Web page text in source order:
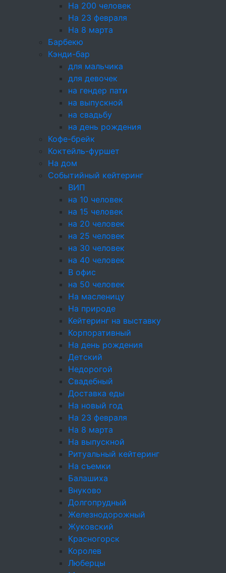
На 200 человек
На 23 февраля
На 8 марта
Барбекю
Кэнди-бар
для мальчика
для девочек
на гендер пати
на выпускной
на свадьбу
на день рождения
Кофе-брейк
Коктейль-фуршет
На дом
Событийный кейтеринг
ВИП
на 10 человек
на 15 человек
на 20 человек
на 25 человек
на 30 человек
на 40 человек
В офис
на 50 человек
На масленицу
На природе
Кейтеринг на выставку
Корпоративный
На день рождения
Детский
Недорогой
Свадебный
Доставка еды
На новый год
На 23 февраля
На 8 марта
На выпускной
Ритуальный кейтеринг
На съемки
Балашиха
Внуково
Долгопрудный
Железнодорожный
Жуковский
Красногорск
Королев
Люберцы
3.1. В целях настоящей Политики используются
следующие основные понятия:
Персональные данные — любая
информация, относящаяся прямо или
косвенно к определённому или
определяемому физическому лицу
(субъекту персональных данных);
Оператор — лицо, организующее и (или)
осуществляющее обработку
персональных данных, а также
определяющее цели, состав персональных
данных, подлежащих обработке,
и действия, совершаемые
с персональными данными;
Обработка персональных данных — любое
действие или совокупность действий,
совершаемых с персональными данными,
включая сбор, запись, систематизацию,
накопление, хранение, уточнение,
извлечение, использование, передачу,
обезличивание, блокирование, удаление,
уничтожение;
Субъект персональных данных —
физическое лицо, к которому относятся
персональные данные;
Согласие на обработку персональных
данных — свободное, конкретное,
информированное и сознательное
волеизъявление субъекта на обработку
его персональных данных;
Распространение персональных данных —
действия, направленные на раскрытие
персональных данных неопределённому
кругу лиц;
Предоставление персональных данных —
действия, направленные на раскрытие
персональных данных определённому
лицу или определённому кругу лиц;
Обезличивание персональных данных —
действия, в результате которых
становится невозможным без
использования дополнительной
информации определить принадлежность
персональных данных конкретному
субъекту;
Уничтожение персональных данных —